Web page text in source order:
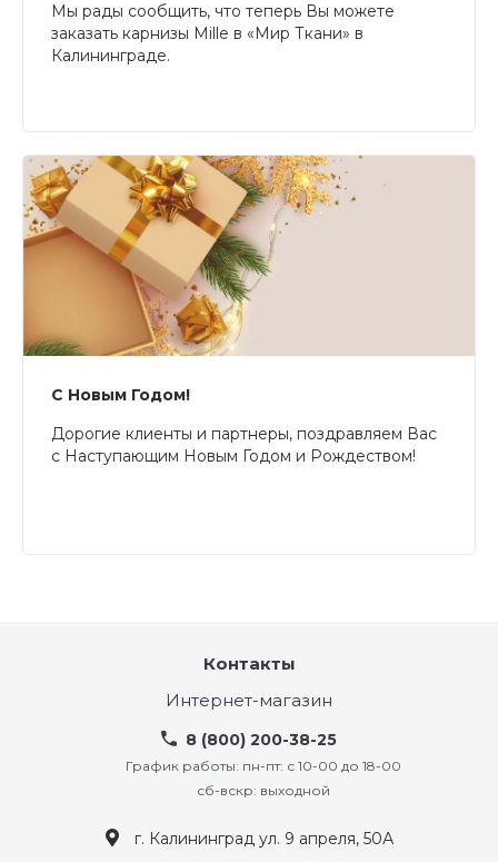
Мы рады сообщить, что теперь Вы можете
заказать карнизы Mille в «Мир Ткани» в
Калининграде.
С Новым Годом!
Дорогие клиенты и партнеры, поздравляем Вас
с Наступающим Новым Годом и Рождеством!
Контакты
Интернет-магазин
8 (800) 200-38-25
График работы: пн-пт: с 10-00 до 18-00
сб-вскр: выходной
г. Калининград ул. 9 апреля, 50А